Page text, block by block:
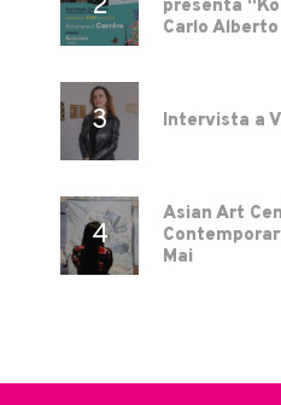
presenta
Carlo Alberto
Intervista a
Asian Art
Mai